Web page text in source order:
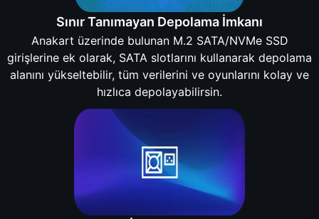
Sınır Tanımayan Depolama İmkanı
Anakart üzerinde bulunan M.2 SATA/NVMe SSD
girişlerine ek olarak, SATA slotlarını kullanarak depolama
alanını yükseltebilir, tüm verilerini ve oyunlarını kolay ve
hızlıca depolayabilirsin.